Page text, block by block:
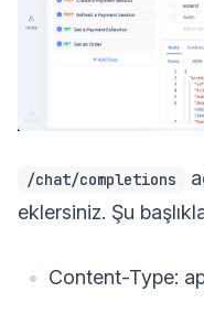
/chat/completions
eklersiniz. Şu
Content-Type: